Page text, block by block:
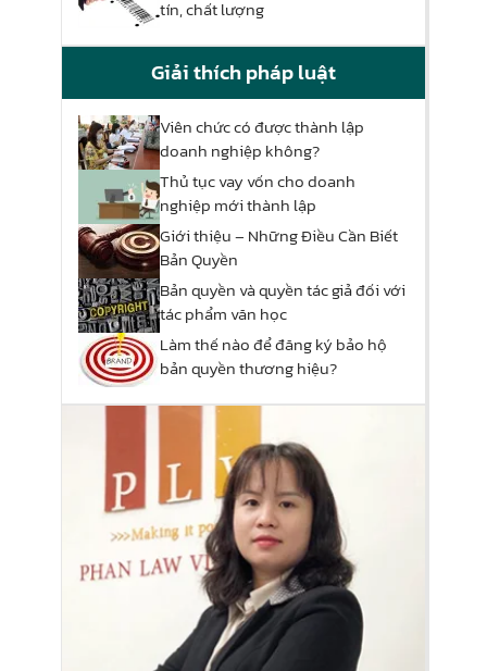
tín, chất lượng
Giải thích pháp luật
Viên chức có được thành lập
doanh nghiệp không?
Thủ tục vay vốn cho doanh
nghiệp mới thành lập
Giới thiệu – Những Điều Cần Biết
Bản Quyền
Bản quyền và quyền tác giả đối với
tác phẩm văn học
Làm thế nào để đăng ký bảo hộ
bản quyền thương hiệu?